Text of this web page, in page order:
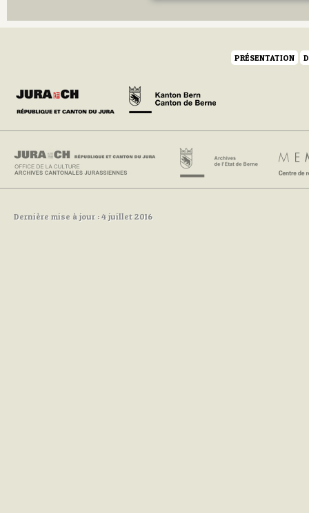
PRÉSENTATION
Dernière mise à jour : 4 juillet 2016